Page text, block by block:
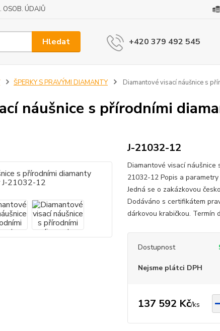
OSOB. ÚDAJŮ
Hledat +420 379 492 545
ŠPERKY S PRAVÝMI DIAMANTY Diamantové visací náušnice s
náušnice s přírodními
J-21032-12
Diamantové visací náušnice
21032-12 Popis a
Jedná se o zakázkovou
Dodáváno s certifikátem
dárkovou krabičkou. Termín
Dostupnost
Nejsme plátci DPH
137 592 Kč/ks